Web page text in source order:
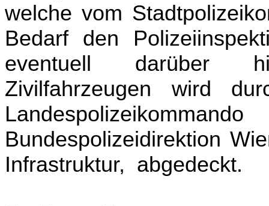
welche vom
Bedarf den
eventuell darüber
Zivilfahrzeugen wird
Bundespolizeidirektion
Infrastruktur, abgedeckt.